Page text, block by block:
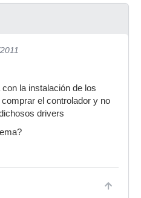
la instalación de los
el controlador y no
drivers